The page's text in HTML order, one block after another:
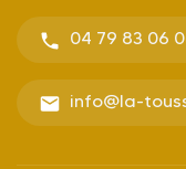
04 79 83 06
info@la-